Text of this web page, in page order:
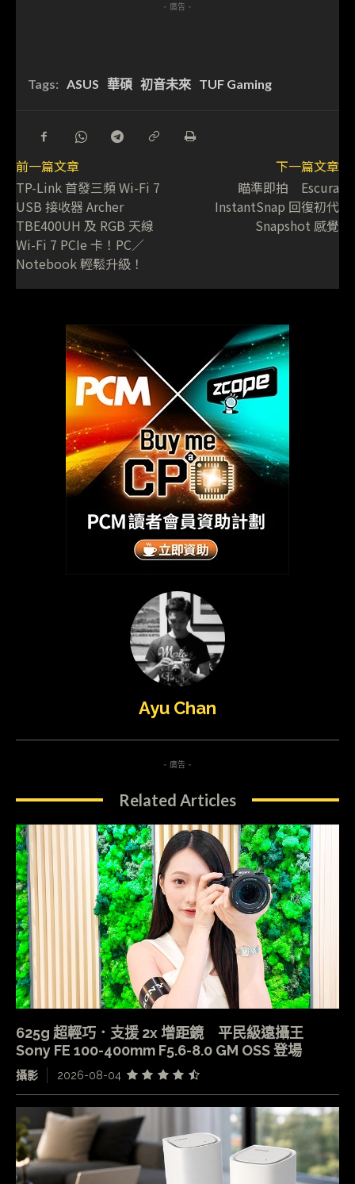
- 廣告 -
Tags: ASUS 華碩 初音未來 TUF Gaming
前一篇文章
TP-Link 首發三頻 Wi-Fi 7
USB 接收器 Archer
TBE400UH 及 RGB 天線
Wi-Fi 7 PCIe 卡！PC／
Notebook 輕鬆升級！
下一篇文章
瞄準即拍 Escura
InstantSnap 回復初代
Snapshot 感覺
Ayu Chan
- 廣告 -
Related Articles
625g 超輕巧．支援 2x 增距鏡 平民級遠攝王
Sony FE 100-400mm F5.6-8.0 GM OSS 登場
攝影 2026-08-04